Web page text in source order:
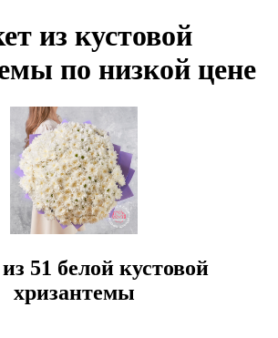
из кустовой
по низкой цене
51 белой кустовой
хризантемы